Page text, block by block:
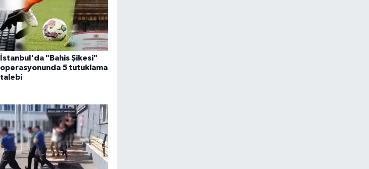
İstanbul'da "Bahis Şikesi"
operasyonunda 5 tutuklama
talebi